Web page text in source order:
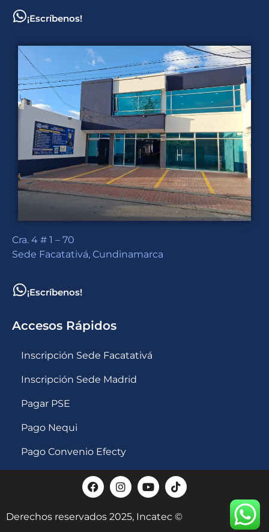
¡Escríbenos!
Cra. 4 # 1 – 70
Sede Facatativá, Cundinamarca
¡Escríbenos!
Accesos Rápidos
Inscripción Sede Facatativá
Inscripción Sede Madrid
Pagar PSE
Pago Nequi
Pago Convenio Efecty
Derechos reservados 2025, Incatec ©